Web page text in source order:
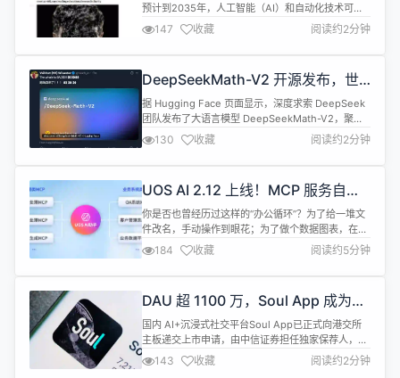
预计到2035年，人工智能（AI）和自动化技术可能
使英国300万个 “低技能” 岗位消失。 这项研究指
出，受影响最严重的职业包括技术工人、机械操作员
及各类行政职位。与此同时，AI 的发展也将导致对高
冲击将使低技能职位减少，整体而言，预计到2035
年，英国经济仍会...
147 收藏 阅读约2分钟
DeepSeekMath-V2 开源发布，世
界首个奥数金牌 AI
据 Hugging Face 页面显示，深度求索 DeepSeek
团队发布了大语言模型 DeepSeekMath-V2，聚焦
可自验证的数学定理证明能力，实现可自验证的数学
推理突破。 该模型通过训练一个高精度、高保真的验
证器，并以其作为奖励信号引导证明生成器自我修
证能力同步提升的挑战，团队提出扩展验证计算资源
以...
130 收藏 阅读约2分钟
UOS AI 2.12 上线！MCP 服务自动
调用，AI 随航再升级
你是否也曾经历过这样的“办公循环”？为了给一堆文
件改名，手动操作到眼花；为了做个数据图表，在不
同应用间反复横跳；想用AI帮个忙，却要记住一堆复
杂的指令和快捷键……时间，就在这一次次微小的繁
琐操作中悄然流逝。 现在，是时候喊停了！UOS AI
心，奉上一套“三位一体”的智能办公终极解决方案，
让你用一句话，搞...
184 收藏 阅读约5分钟
DAU 超 1100 万，Soul App 成为中
国 AI 社交第一股
国内 AI+沉浸式社交平台Soul App已正式向港交所
主板递交上市申请，由中信证券担任独家保荐人，战
略投资者腾讯持股达 49.9%（不参与日常管理及业务
运营）。 公司财务报告指出，其收入从2022年的
143 收藏 阅读约2分钟